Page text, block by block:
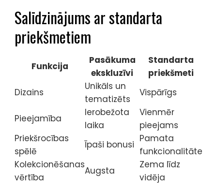
Salīdzinājums ar standarta
priekšmetiem
Funkcija
Pasākuma
ekskluzīvi
Standarta
priekšmeti
Dizains
Unikāls un
tematizēts
Vispārīgs
Pieejamība
Ierobežota
laika
Vienmēr
pieejams
Priekšrocības
spēlē
Īpaši bonusi
Pamata
funkcionalitāte
Kolekcionēšanas
vērtība
Augsta
Zema līdz
vidēja